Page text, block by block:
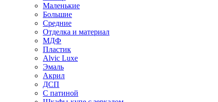
Маленькие
Большие
Средние
Отделка и материал
МДФ
Пластик
Alvic Luxe
Эмаль
Акрил
ДСП
С патиной